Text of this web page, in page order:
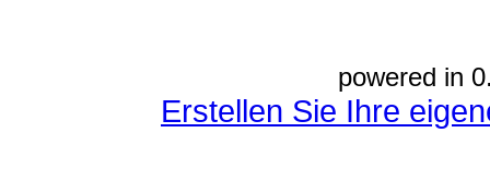
powered in
Erstellen Sie Ihre